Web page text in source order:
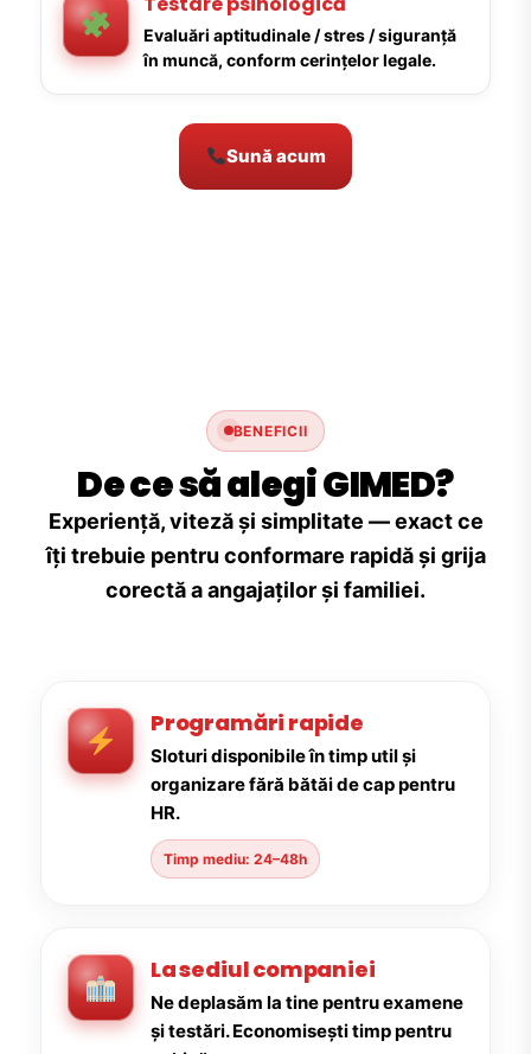
Evaluări aptitudinale / stres / siguranță
în muncă, conform cerințelor legale.
Sună acum
BENEFICII
De ce să alegi GIMED?
Experiență, viteză și simplitate — exact ce
îți trebuie pentru conformare rapidă și grija
corectă a angajaților și familiei.
Programări rapide
Sloturi disponibile în timp util și
organizare fără bătăi de cap pentru
HR.
Timp mediu: 24–48h
La sediul companiei
Ne deplasăm la tine pentru examene
și testări. Economisești timp pentru